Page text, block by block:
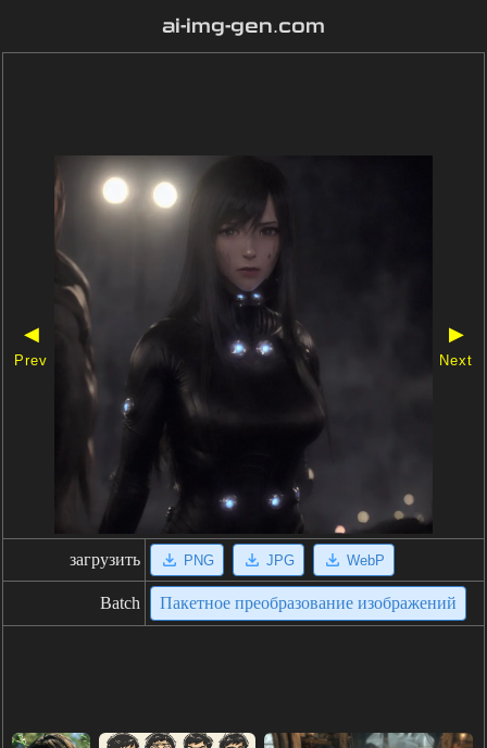
ai-img-gen.com
◀
Prev
▶
Next
загрузить PNG JPG WebP
Batch Пакетное преобразование изображений